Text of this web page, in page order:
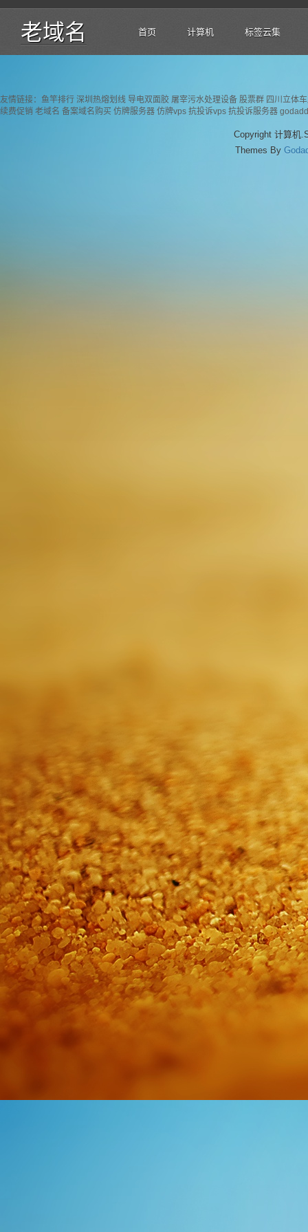
老域名 首页 计算机 标签云集
友情链接： 鱼竿排行 深圳热熔划线 导电双面胶 屠宰污水处理设备 股票群 四川立体
续费促销 老域名 备案域名购买 仿牌服务器 仿牌vps 抗投诉vps 抗投诉服务器
Copyright 计算机
Themes By